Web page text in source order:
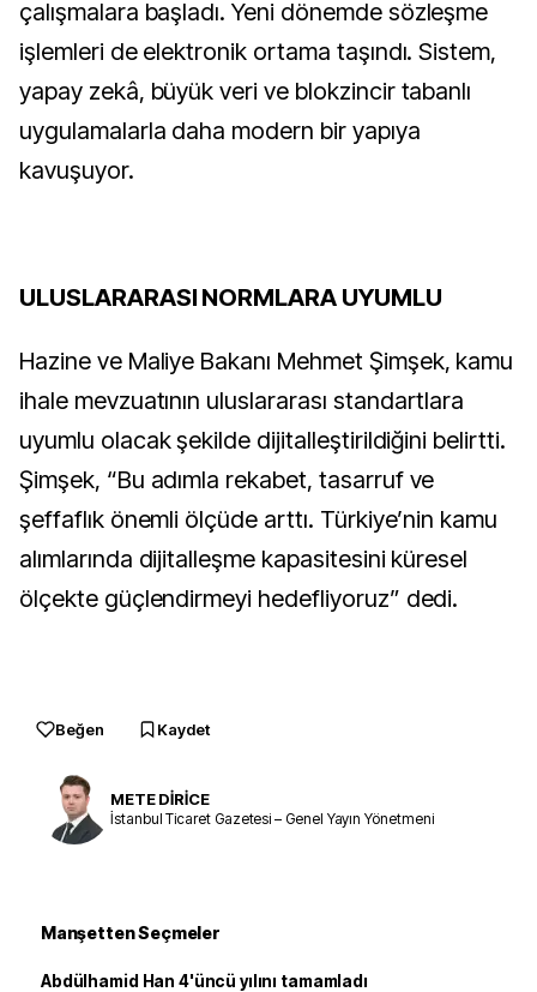
çalışmalara başladı. Yeni dönemde sözleşme
işlemleri de elektronik ortama taşındı. Sistem,
yapay zekâ, büyük veri ve blokzincir tabanlı
uygulamalarla daha modern bir yapıya
kavuşuyor.
ULUSLARARASI NORMLARA UYUMLU
Hazine ve Maliye Bakanı Mehmet Şimşek, kamu
ihale mevzuatının uluslararası standartlara
uyumlu olacak şekilde dijitalleştirildiğini belirtti.
Şimşek, “Bu adımla rekabet, tasarruf ve
şeffaflık önemli ölçüde arttı. Türkiye’nin kamu
alımlarında dijitalleşme kapasitesini küresel
ölçekte güçlendirmeyi hedefliyoruz” dedi.
Beğen Kaydet
METE DİRİCE
İstanbul Ticaret Gazetesi – Genel Yayın Yönetmeni
Manşetten Seçmeler
Abdülhamid Han 4'üncü yılını tamamladı